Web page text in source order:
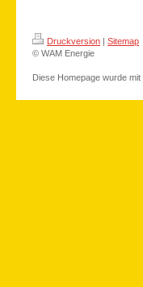
Druckversion | Sitemap
© WAM Energie
Diese Homepage wurde mit